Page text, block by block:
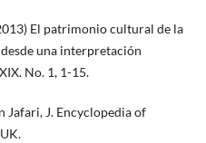
El patrimonio cultural de la
una interpretación
No. 1, 1-15.
Jafari, J. Encyclopedia of